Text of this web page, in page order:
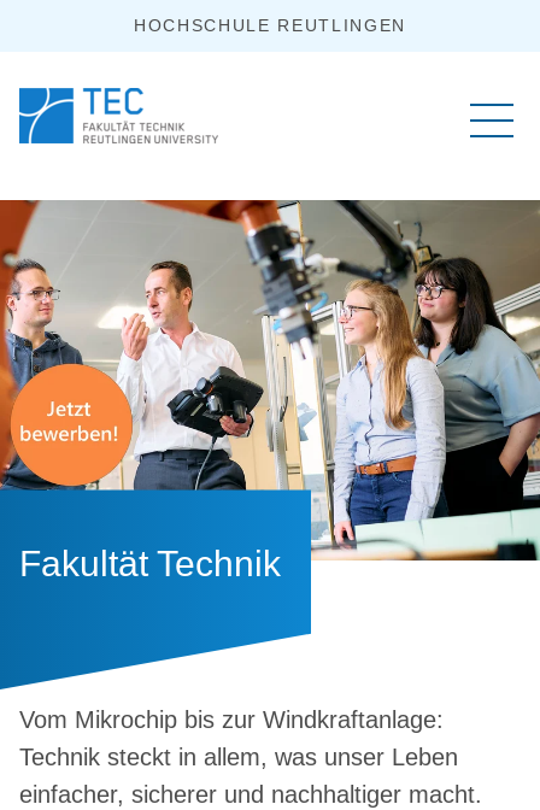
HOCHSCHULE REUTLINGEN
Fakultät Technik
Vom Mikrochip bis zur Windkraftanlage:
Technik steckt in allem, was unser Leben
einfacher, sicherer und nachhaltiger macht.